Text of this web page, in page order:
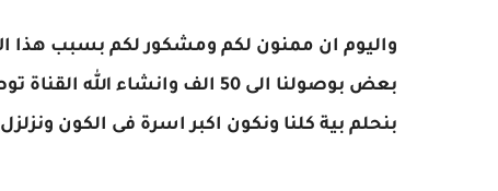
واليوم ان ممنون لكم ومشكور لكم بسبب هذا
بعض بوصولنا الى 50 الف
بنحلم بية كلنا ونكون اكبر اسرة فى الكون